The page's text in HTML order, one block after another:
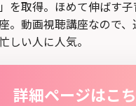
を取得。ほめて伸ばす子
。動画視聴講座なので、
しい人に人気。
詳細ページはこ